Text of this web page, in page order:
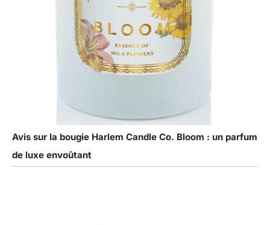
Avis sur la bougie Harlem Candle Co. Bloom : un parfum
de luxe envoûtant